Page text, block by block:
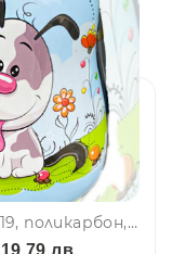
3D детска раница БЯЛО КУЧЕ 1519, поликарбон, 3-8 г.
лв.